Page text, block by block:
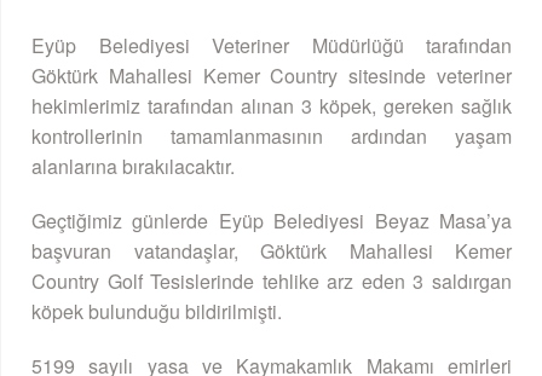
Eyüp Belediyesi Veteriner Müdürlüğü tarafından
Göktürk Mahallesi Kemer Country sitesinde veteriner
hekimlerimiz tarafından alınan 3 köpek, gereken sağlık
kontrollerinin tamamlanmasının ardından yaşam
alanlarına bırakılacaktır.
Geçtiğimiz günlerde Eyüp Belediyesi Beyaz Masa’ya
başvuran vatandaşlar, Göktürk Mahallesi Kemer
Country Golf Tesislerinde tehlike arz eden 3 saldırgan
köpek bulunduğu bildirilmişti.
5199 sayılı yasa ve Kaymakamlık Makamı emirleri